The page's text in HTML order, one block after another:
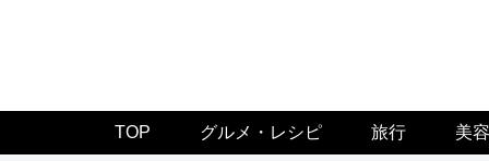
TOP グルメ・レシピ 旅行 美容